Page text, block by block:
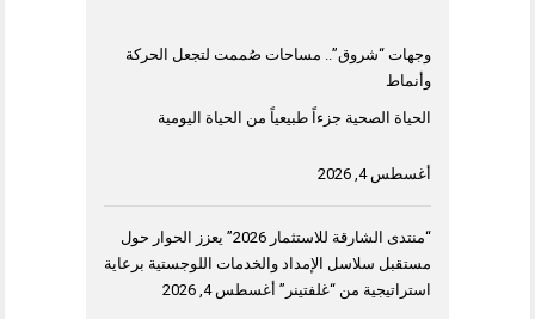
وجهات “شروق”.. مساحات صُممت لتجعل الحركة
وأنماط
الحياة الصحية جزءاً طبيعياً من الحياة اليومية
أغسطس 4, 2026
“منتدى الشارقة للاستثمار 2026” يعزز الحوار حول
مستقبل سلاسل الإمداد والخدمات اللوجستية برعاية
استراتيجية من “غلفتينر” أغسطس 4, 2026